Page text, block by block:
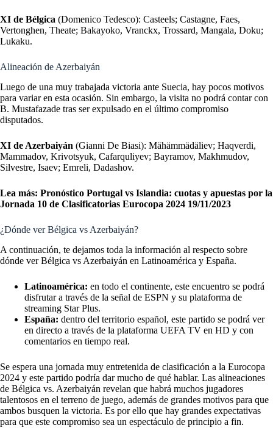
XI de Bélgica (Domenico Tedesco): Casteels; Castagne, Faes,
Vertonghen, Theate; Bakayoko, Vranckx, Trossard, Mangala, Doku;
Lukaku.
Alineación de Azerbaiyán
Luego de una muy trabajada victoria ante Suecia, hay pocos motivos
para variar en esta ocasión. Sin embargo, la visita no podrá contar con
B. Mustafazade tras ser expulsado en el último compromiso
disputados.
XI de Azerbaiyán (Gianni De Biasi): Mähämmädäliev; Haqverdi,
Mammadov, Krivotsyuk, Cafarquliyev; Bayramov, Makhmudov,
Silvestre, Isaev; Emreli, Dadashov.
Lea más: Pronóstico Portugal vs Islandia: cuotas y apuestas por la
Jornada 10 de Clasificatorias Eurocopa 2024 19/11/2023
¿Dónde ver Bélgica vs Azerbaiyán?
A continuación, te dejamos toda la información al respecto sobre
dónde ver Bélgica vs Azerbaiyán en Latinoamérica y España.
Latinoamérica: en todo el continente, este encuentro se podrá
disfrutar a través de la señal de ESPN y su plataforma de
streaming Star Plus.
España: dentro del territorio español, este partido se podrá ver
en directo a través de la plataforma UEFA TV en HD y con
comentarios en tiempo real.
Se espera una jornada muy entretenida de clasificación a la Eurocopa
2024 y este partido podría dar mucho de qué hablar. Las alineaciones
de Bélgica vs. Azerbaiyán revelan que habrá muchos jugadores
talentosos en el terreno de juego, además de grandes motivos para que
ambos busquen la victoria. Es por ello que hay grandes expectativas
para que este compromiso sea un espectáculo de principio a fin.